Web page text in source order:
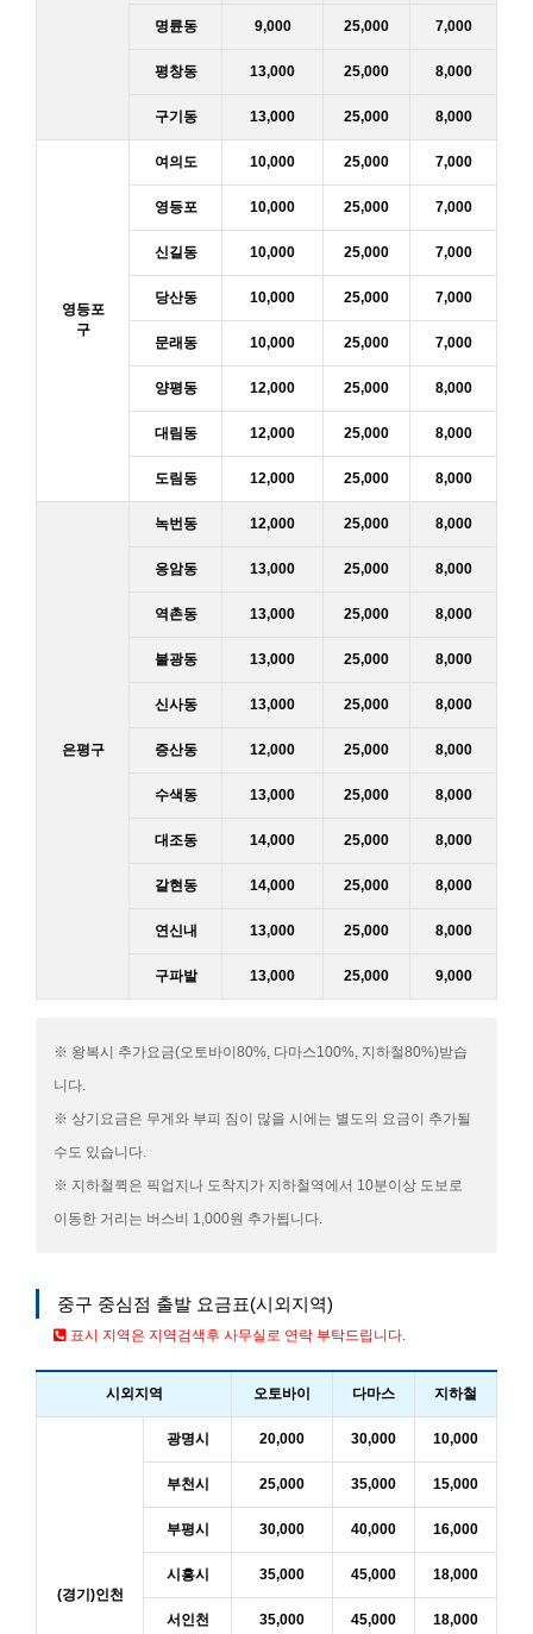
명륜동 9,000 25,000 7,000
평창동 13,000 25,000 8,000
구기동 13,000 25,000 8,000
영등포
구
여의도 10,000 25,000 7,000
영등포 10,000 25,000 7,000
신길동 10,000 25,000 7,000
당산동 10,000 25,000 7,000
문래동 10,000 25,000 7,000
양평동 12,000 25,000 8,000
대림동 12,000 25,000 8,000
도림동 12,000 25,000 8,000
은평구
녹번동 12,000 25,000 8,000
응암동 13,000 25,000 8,000
역촌동 13,000 25,000 8,000
불광동 13,000 25,000 8,000
신사동 13,000 25,000 8,000
증산동 12,000 25,000 8,000
수색동 13,000 25,000 8,000
대조동 14,000 25,000 8,000
갈현동 14,000 25,000 8,000
연신내 13,000 25,000 8,000
구파발 13,000 25,000 9,000
※ 왕복시 추가요금(오토바이80%, 다마스100%, 지하철80%)받습
니다.
※ 상기요금은 무게와 부피 짐이 많을 시에는 별도의 요금이 추가될
수도 있습니다.
※ 지하철퀵은 픽업지나 도착지가 지하철역에서 10분이상 도보로
이동한 거리는 버스비 1,000원 추가됩니다.
중구 중심점 출발 요금표(시외지역)
표시 지역은 지역검색후 사무실로 연락 부탁드립니다.
시외지역 오토바이 다마스 지하철
(경기)인천
광명시 20,000 30,000 10,000
부천시 25,000 35,000 15,000
부평시 30,000 40,000 16,000
시흥시 35,000 45,000 18,000
서인천 35,000 45,000 18,000